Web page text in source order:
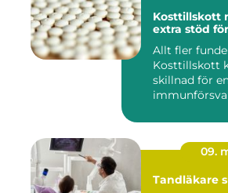
Kosttillskott när behövs
extra stöd
Allt fler
Kosttillskott
skillnad för
09.
Tandläkare